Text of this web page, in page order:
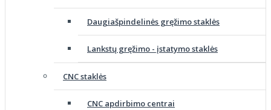
Daugiašpindelinės gręžimo staklės
Lankstų gręžimo - įstatymo staklės
CNC staklės
CNC apdirbimo centrai